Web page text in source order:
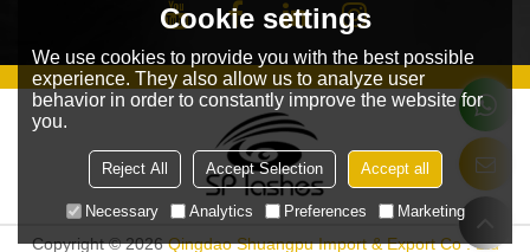
Copyright © 2026Qingdao Shuangpu Import & Export Co . Ltd
Cookie settings
We use cookies to provide you with the best possible
experience. They also allow us to analyze user
behavior in order to constantly improve the website for
you.
Reject All Accept Selection Accept all
Necessary Analytics Preferences Marketing